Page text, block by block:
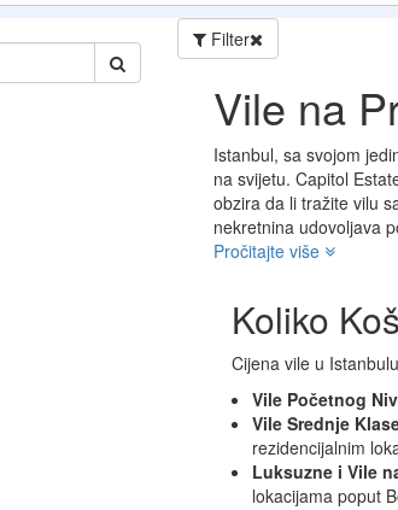
Filter
Vile na
Istanbul, sa svojom
na svijetu. Capitol
obzira da li tražite vilu
nekretnina udovoljava
Pročitajte više
Koliko
Cijena vile u
Vile Početnog
Vile Srednje
rezidencijalnim
Luksuzne i Vile
lokacijama poput